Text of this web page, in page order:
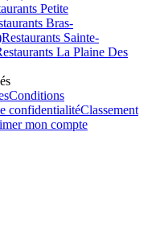
Petite
Bras-
Restaurants Sainte-
La Plaine Des
Conditions
confidentialitéClassement
mon compte